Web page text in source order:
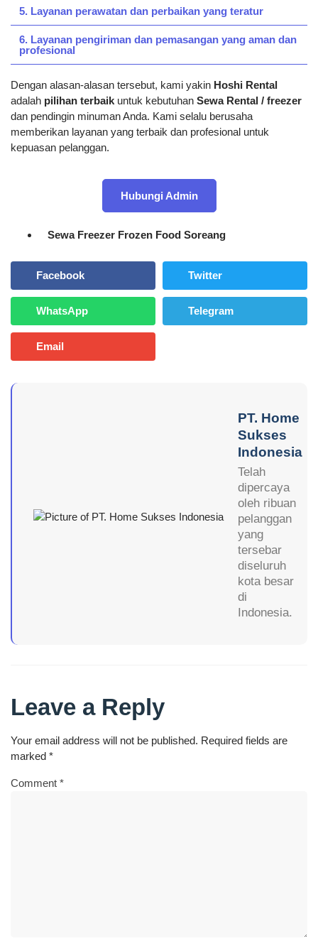
5. Layanan perawatan dan perbaikan yang teratur
6. Layanan pengiriman dan pemasangan yang aman dan
profesional
Dengan alasan-alasan tersebut, kami yakin Hoshi Rental
adalah pilihan terbaik untuk kebutuhan Sewa Rental / freezer
dan pendingin minuman Anda. Kami selalu berusaha
memberikan layanan yang terbaik dan profesional untuk
kepuasan pelanggan.
Hubungi Admin
Sewa Freezer Frozen Food Soreang
Facebook Twitter
WhatsApp Telegram
Email
PT. Home
Sukses
Indonesia
Telah
dipercaya
oleh ribuan
pelanggan
yang
tersebar
diseluruh
kota besar
di
Indonesia.
Leave a Reply
Your email address will not be published. Required fields are
marked *
Comment *